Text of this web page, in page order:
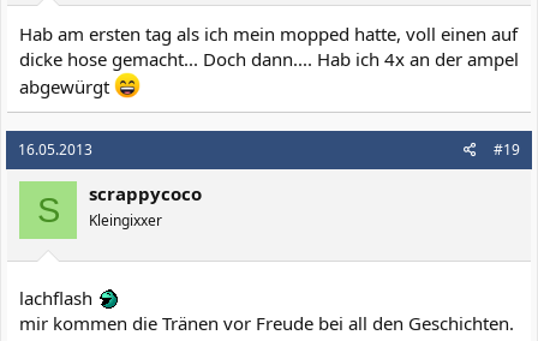
Hab am ersten tag als ich mein mopped hatte, voll einen auf
dicke hose gemacht... Doch dann.... Hab ich 4x an der ampel
abgewürgt
16.05.2013 #19
S scrappycoco
Kleingixxer
lachflash
mir kommen die Tränen vor Freude bei all den Geschichten.